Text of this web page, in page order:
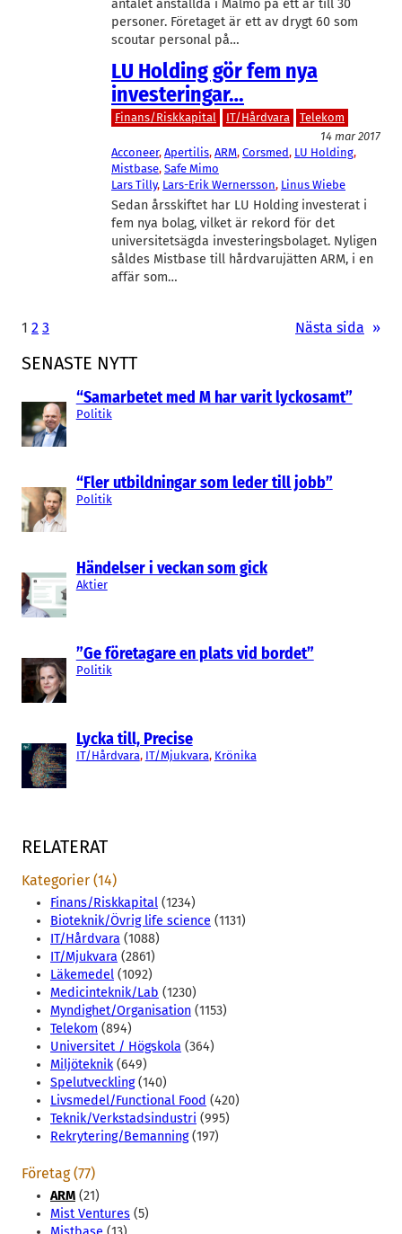
SENASTE NYTT
“Samarbetet med M har varit lyckosamt”
Politik
“Fler utbildningar som leder till jobb”
Politik
Händelser i veckan som gick
Aktier
”Ge företagare en plats vid bordet”
Politik
Lycka till, Precise
IT/Hårdvara, IT/Mjukvara, Krönika
antalet anställda i Malmö på ett år till 30
personer. Företaget är ett av drygt 60 som
scoutar personal på…
LU Holding gör fem nya
investeringar…
Finans/Riskkapital IT/Hårdvara
Telekom
14 mar 2017
Acconeer, Apertilis, ARM, Corsmed, LU Holding
Mistbase, Safe Mimo
Lars Tilly, Lars-Erik Wernersson, Linus Wiebe
Sedan årsskiftet har LU Holding investerat i
fem nya bolag, vilket är rekord för det
universitetsägda investeringsbolaget. Nyligen
såldes Mistbase till hårdvarujätten ARM, i en
affär som…
1 2 3 Nästa sida »
RELATERAT
Kategorier (14)
Finans/Riskkapital (1234)
Bioteknik/Övrig life science (1131)
IT/Hårdvara (1088)
IT/Mjukvara (2861)
Läkemedel (1092)
Medicinteknik/Lab (1230)
Myndighet/Organisation (1153)
Telekom (894)
Universitet / Högskola (364)
Miljöteknik(649)
Spelutveckling(140)
Livsmedel/Functional Food (420)
Teknik/Verkstadsindustri (995)
Rekrytering/Bemanning(197)
Företag (77)
ARM (21)
Mist Ventures (5)